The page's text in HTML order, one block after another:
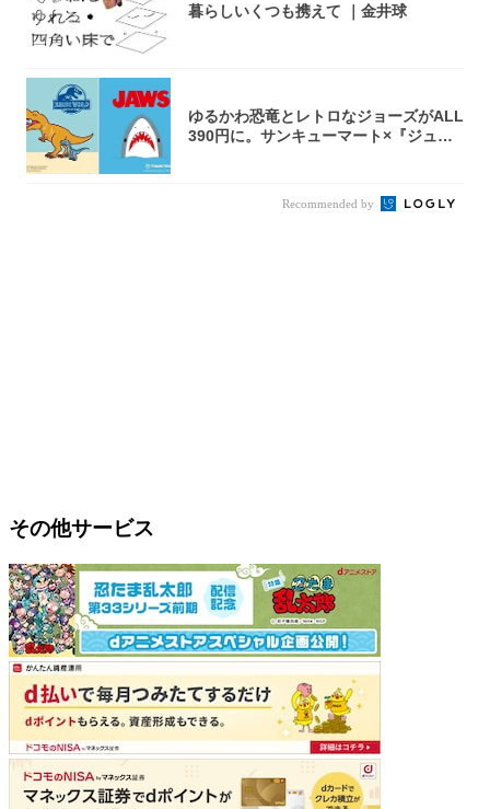
暮らしいくつも携えて ｜金井球
ゆるかわ恐竜とレトロなジョーズがALL
390円に。サンキューマート×『ジュラ
Recommended by
その他サービス